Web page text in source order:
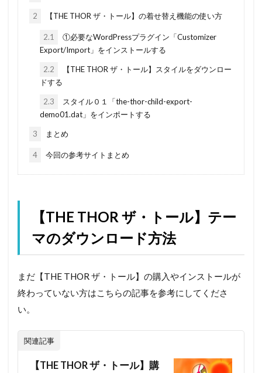
2 【THE THOR ザ・トール】の着せ替え機能の使い方
2.1
①必要なWordPressプラグイン「Customizer
Export/Import」をインストールする
2.2
【THE THOR ザ・トール】スタイルをダウンロー
ドする
2.3
スタイル０１「the-thor-child-export-
demo01.dat」をインポートする
3 まとめ
4 今回の参考サイトまとめ
【THE THOR ザ・トール】テー
マのダウンロード方法
まだ【THE THOR ザ・トール】の購入やインストールが
終わっていない方はこちらの記事を参考にしてくださ
い。
関連記事
【THE THOR ザ・トール】購